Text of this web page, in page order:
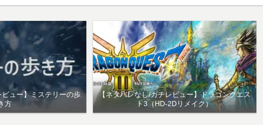
ュー】ミステリーの歩
方
【ネタバレなし/ガチレビュー】ドラゴンクエス
ト3（HD-2Dリメイク）